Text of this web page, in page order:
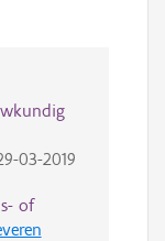
03-2019
of